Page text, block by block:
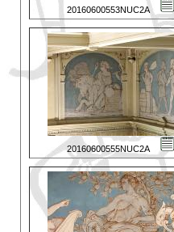
20160600553NUC2A
20160600555NUC2A